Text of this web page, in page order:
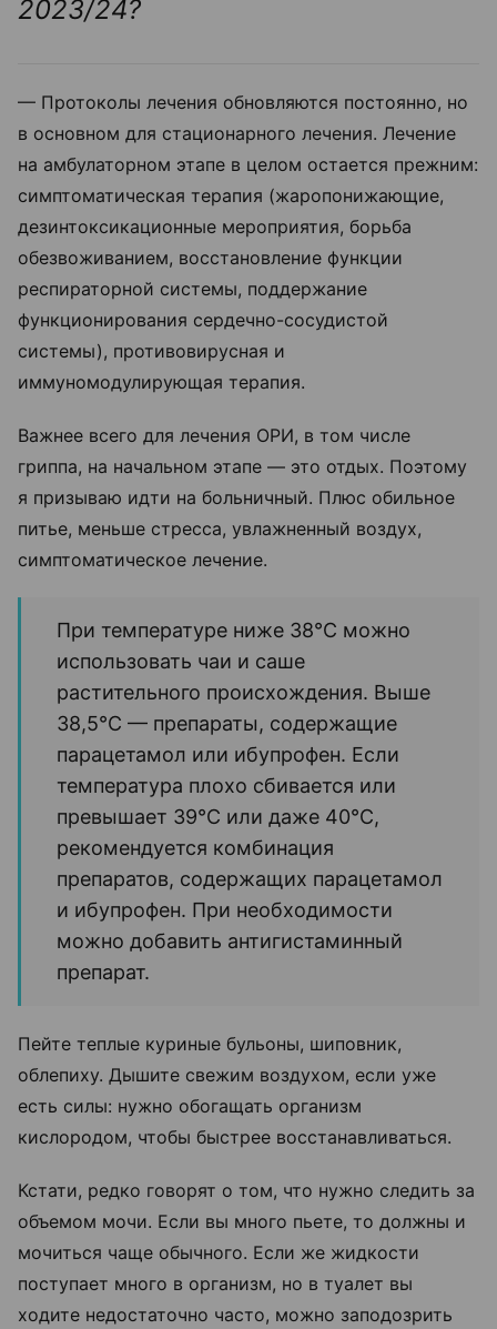
2023/24?
— Протоколы лечения обновляются постоянно, но
в основном для стационарного лечения. Лечение
на амбулаторном этапе в целом остается прежним:
симптоматическая терапия (жаропонижающие,
дезинтоксикационные мероприятия, борьба
обезвоживанием, восстановление функции
респираторной системы, поддержание
функционирования сердечно-сосудистой
системы), противовирусная и
иммуномодулирующая терапия.
Важнее всего для лечения ОРИ, в том числе
гриппа, на начальном этапе — это отдых. Поэтому
я призываю идти на больничный. Плюс обильное
питье, меньше стресса, увлажненный воздух,
симптоматическое лечение.
При температуре ниже 38°C можно
использовать чаи и саше
растительного происхождения. Выше
38,5°C — препараты, содержащие
парацетамол или ибупрофен. Если
температура плохо сбивается или
превышает 39°C или даже 40°C,
рекомендуется комбинация
препаратов, содержащих парацетамол
и ибупрофен. При необходимости
можно добавить антигистаминный
препарат.
Пейте теплые куриные бульоны, шиповник,
облепиху. Дышите свежим воздухом, если уже
есть силы: нужно обогащать организм
кислородом, чтобы быстрее восстанавливаться.
Кстати, редко говорят о том, что нужно следить за
объемом мочи. Если вы много пьете, то должны и
мочиться чаще обычного. Если же жидкости
поступает много в организм, но в туалет вы
ходите недостаточно часто, можно заподозрить